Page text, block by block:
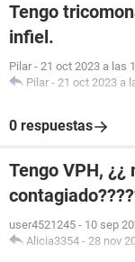
Tengo
infiel.
Pilar - 21 oct 2023 a las
Pilar - 21 oct 2023 a
0 respuestas
Tengo VPH, ¿¿
user4521245 - 10 sep
Alicia3354 - 28 nov